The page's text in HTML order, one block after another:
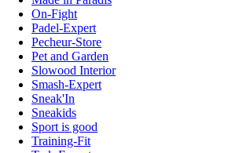
On-Fight
Padel-Expert
Pecheur-Store
Pet and Garden
Slowood Interior
Smash-Expert
Sneak'In
Sneakids
Sport is good
Training-Fit